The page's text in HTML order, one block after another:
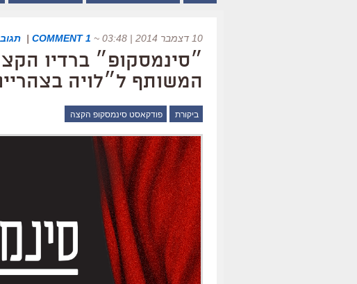
10 דצמבר 2014 | 03:48 ~
1 COMMENT
|
המשותף ל״לויה
ביקורת פודקאסט סינמסקופ הקצה